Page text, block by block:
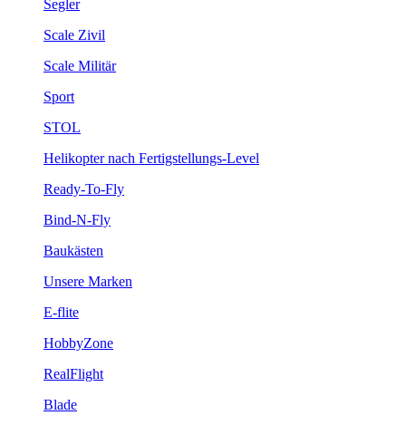
Segler
Scale Zivil
Scale Militär
Sport
STOL
Helikopter nach Fertigstellungs-Level
Ready-To-Fly
Bind-N-Fly
Baukästen
Unsere Marken
E-flite
HobbyZone
RealFlight
Blade